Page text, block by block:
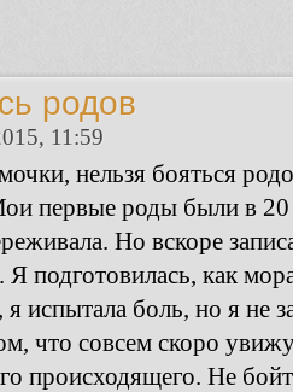
родов
11:59
нельзя бояться
первые роды были в 20
Но вскоре
Я подготовилась, как
испытала боль, но я не
что совсем скоро
происходящего. Не